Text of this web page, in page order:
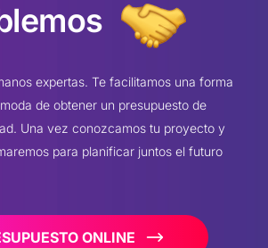
expertas. Te facilitamos una forma
de obtener un presupuesto de
Una vez conozcamos tu proyecto y
para planificar juntos el futuro
ONLINE